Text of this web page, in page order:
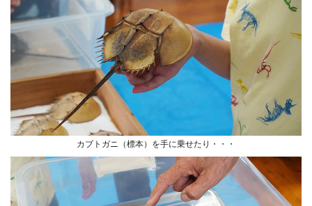
カブトガニ（標本）を手に乗せたり・・・